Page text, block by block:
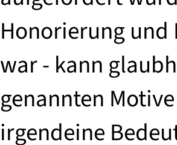
Honorierung
war - kann
genannten
irgendeine